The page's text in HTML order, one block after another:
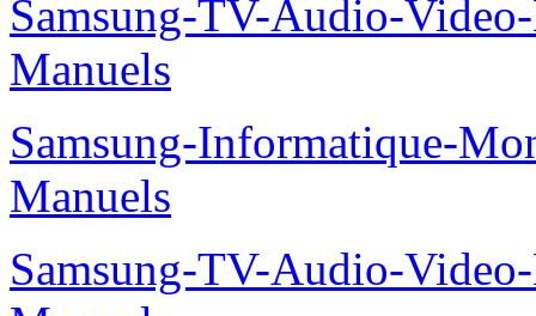
Samsung-TV-Audio-
Manuels
Samsung-Informatique-
Manuels
Samsung-TV-Audio-